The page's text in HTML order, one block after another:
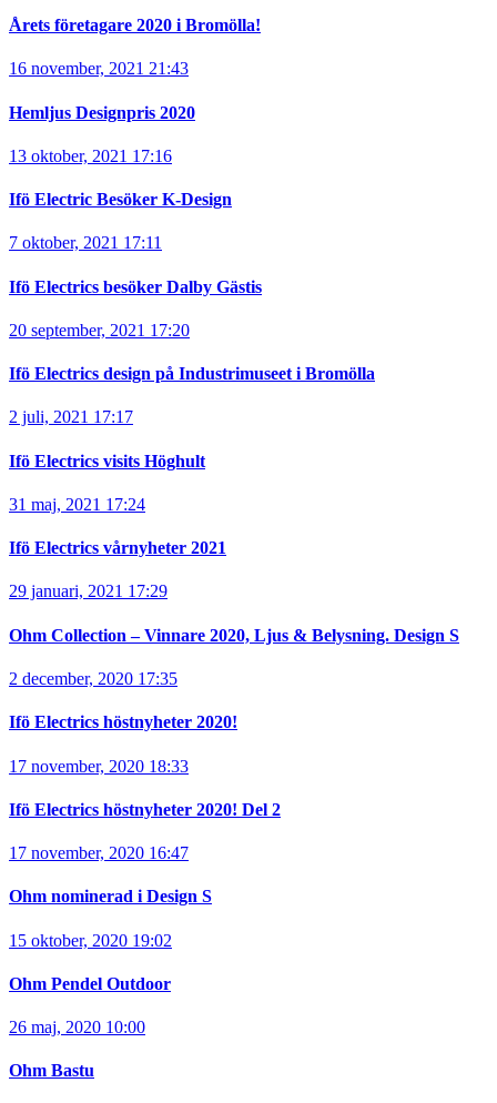
Årets företagare 2020 i Bromölla!
16 november, 2021 21:43
Hemljus Designpris 2020
13 oktober, 2021 17:16
Ifö Electric Besöker K-Design
7 oktober, 2021 17:11
Ifö Electrics besöker Dalby Gästis
20 september, 2021 17:20
Ifö Electrics design på Industrimuseet i Bromölla
2 juli, 2021 17:17
Ifö Electrics visits Höghult
31 maj, 2021 17:24
Ifö Electrics vårnyheter 2021
29 januari, 2021 17:29
Ohm Collection – Vinnare 2020, Ljus & Belysning. Design S
2 december, 2020 17:35
Ifö Electrics höstnyheter 2020!
17 november, 2020 18:33
Ifö Electrics höstnyheter 2020! Del 2
17 november, 2020 16:47
Ohm nominerad i Design S
15 oktober, 2020 19:02
Ohm Pendel Outdoor
26 maj, 2020 10:00
Ohm Bastu